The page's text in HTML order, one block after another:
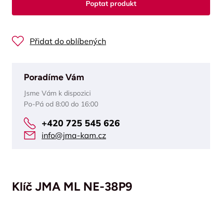
Poptat produkt
Přidat do oblíbených
Poradíme Vám
Jsme Vám k dispozici
Po-Pá od 8:00 do 16:00
+420 725 545 626
info@jma-kam.cz
Klíč JMA ML NE-38P9